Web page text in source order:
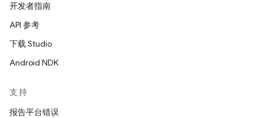
开发者指南
API 参考
下载 Studio
Android NDK
支持
报告平台错误